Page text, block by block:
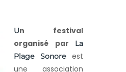
Un festival
organisé par
La
Plage Sonore est
une association